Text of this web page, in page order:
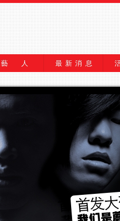
藝 人 最新消息